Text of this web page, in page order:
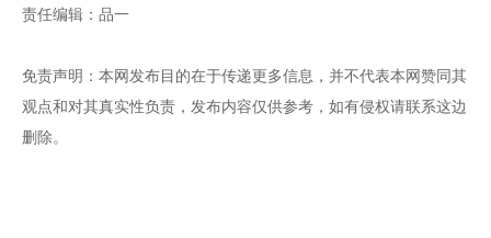
责任编辑：品一
免责声明：本网发布目的在于传递更多信息，并不代表本网赞同其
观点和对其真实性负责，发布内容仅供参考，如有侵权请联系这边
删除。